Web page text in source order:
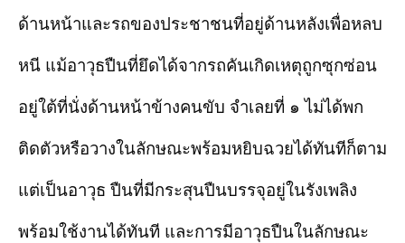
ด้านหน้าและรถของประชาชนที่อยู่ด้านหลังเพื่อหลบ
หนี แม้อาวุธปืนที่ยึดได้จากรถคันเกิดเหตุถูกซุกซ่อน
อยู่ใต้ที่นั่งด้านหน้าข้างคนขับ จำเลยที่ ๑ ไม่ได้พก
ติดตัวหรือวางในลักษณะพร้อมหยิบฉวยได้ทันทีก็ตาม
แต่เป็นอาวุธ ปืนที่มีกระสุนปืนบรรจุอยู่ในรังเพลิง
พร้อมใช้งานได้ทันที และการมีอาวุธปืนในลักษณะ